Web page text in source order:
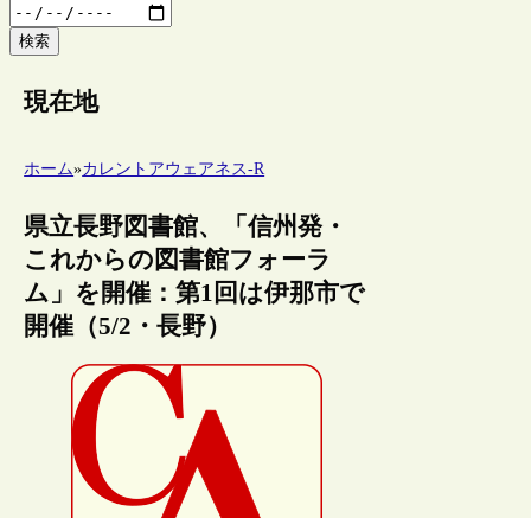
検索
現在地
ホーム»カレントアウェアネス-R
県立長野図書館、「信州発・
これからの図書館フォーラ
ム」を開催：第1回は伊那市で
開催（5/2・長野）